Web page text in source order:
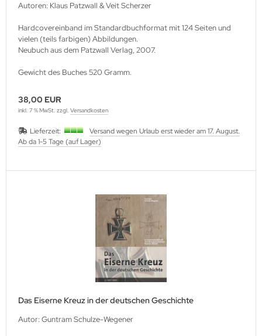
Autoren: Klaus Patzwall & Veit Scherzer
Hardcovereinband im Standardbuchformat mit 124 Seiten und
vielen (teils farbigen) Abbildungen.
Neubuch aus dem Patzwall Verlag, 2007.
Gewicht des Buches 520 Gramm.
38,00 EUR
inkl. 7 % MwSt. zzgl. Versandkosten
Lieferzeit:
Versand wegen Urlaub erst wieder am 17. August.
Ab da 1-5 Tage (auf Lager)
Das Eiserne Kreuz in der deutschen Geschichte
Autor: Guntram Schulze-Wegener